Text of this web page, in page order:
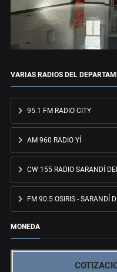
VARIAS RADIOS DEL
95.1 FM RADIO CITY
AM 960 RADIO YÍ
CW 155 RADIO SARANDÍ
FM 90.5 OSIRIS - SARANDÍ
MONEDA